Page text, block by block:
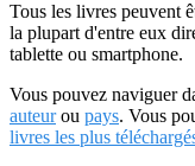
Tous les livres peuvent
la plupart d'entre eux
tablette ou smartphone.
Vous pouvez naviguer
auteurou pays. Vous
livres les plus